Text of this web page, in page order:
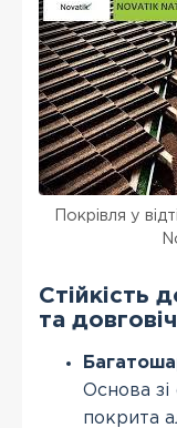
Покрівля у
Стійкість
та
Основа
покрита